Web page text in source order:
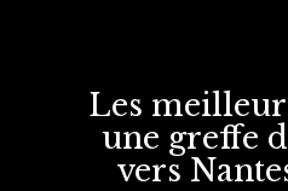
Les
une greffe
vers